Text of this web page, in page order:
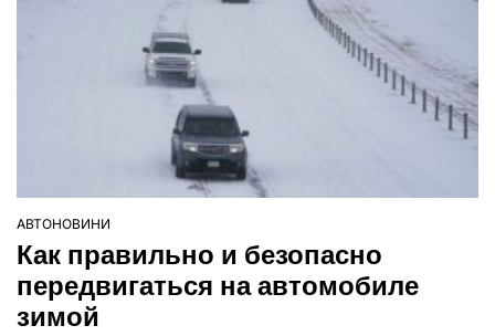
ОПУБЛІКУВАТИ
У
АВТОНОВИНИ
Как правильно и безопасно
передвигаться на автомобиле
зимой